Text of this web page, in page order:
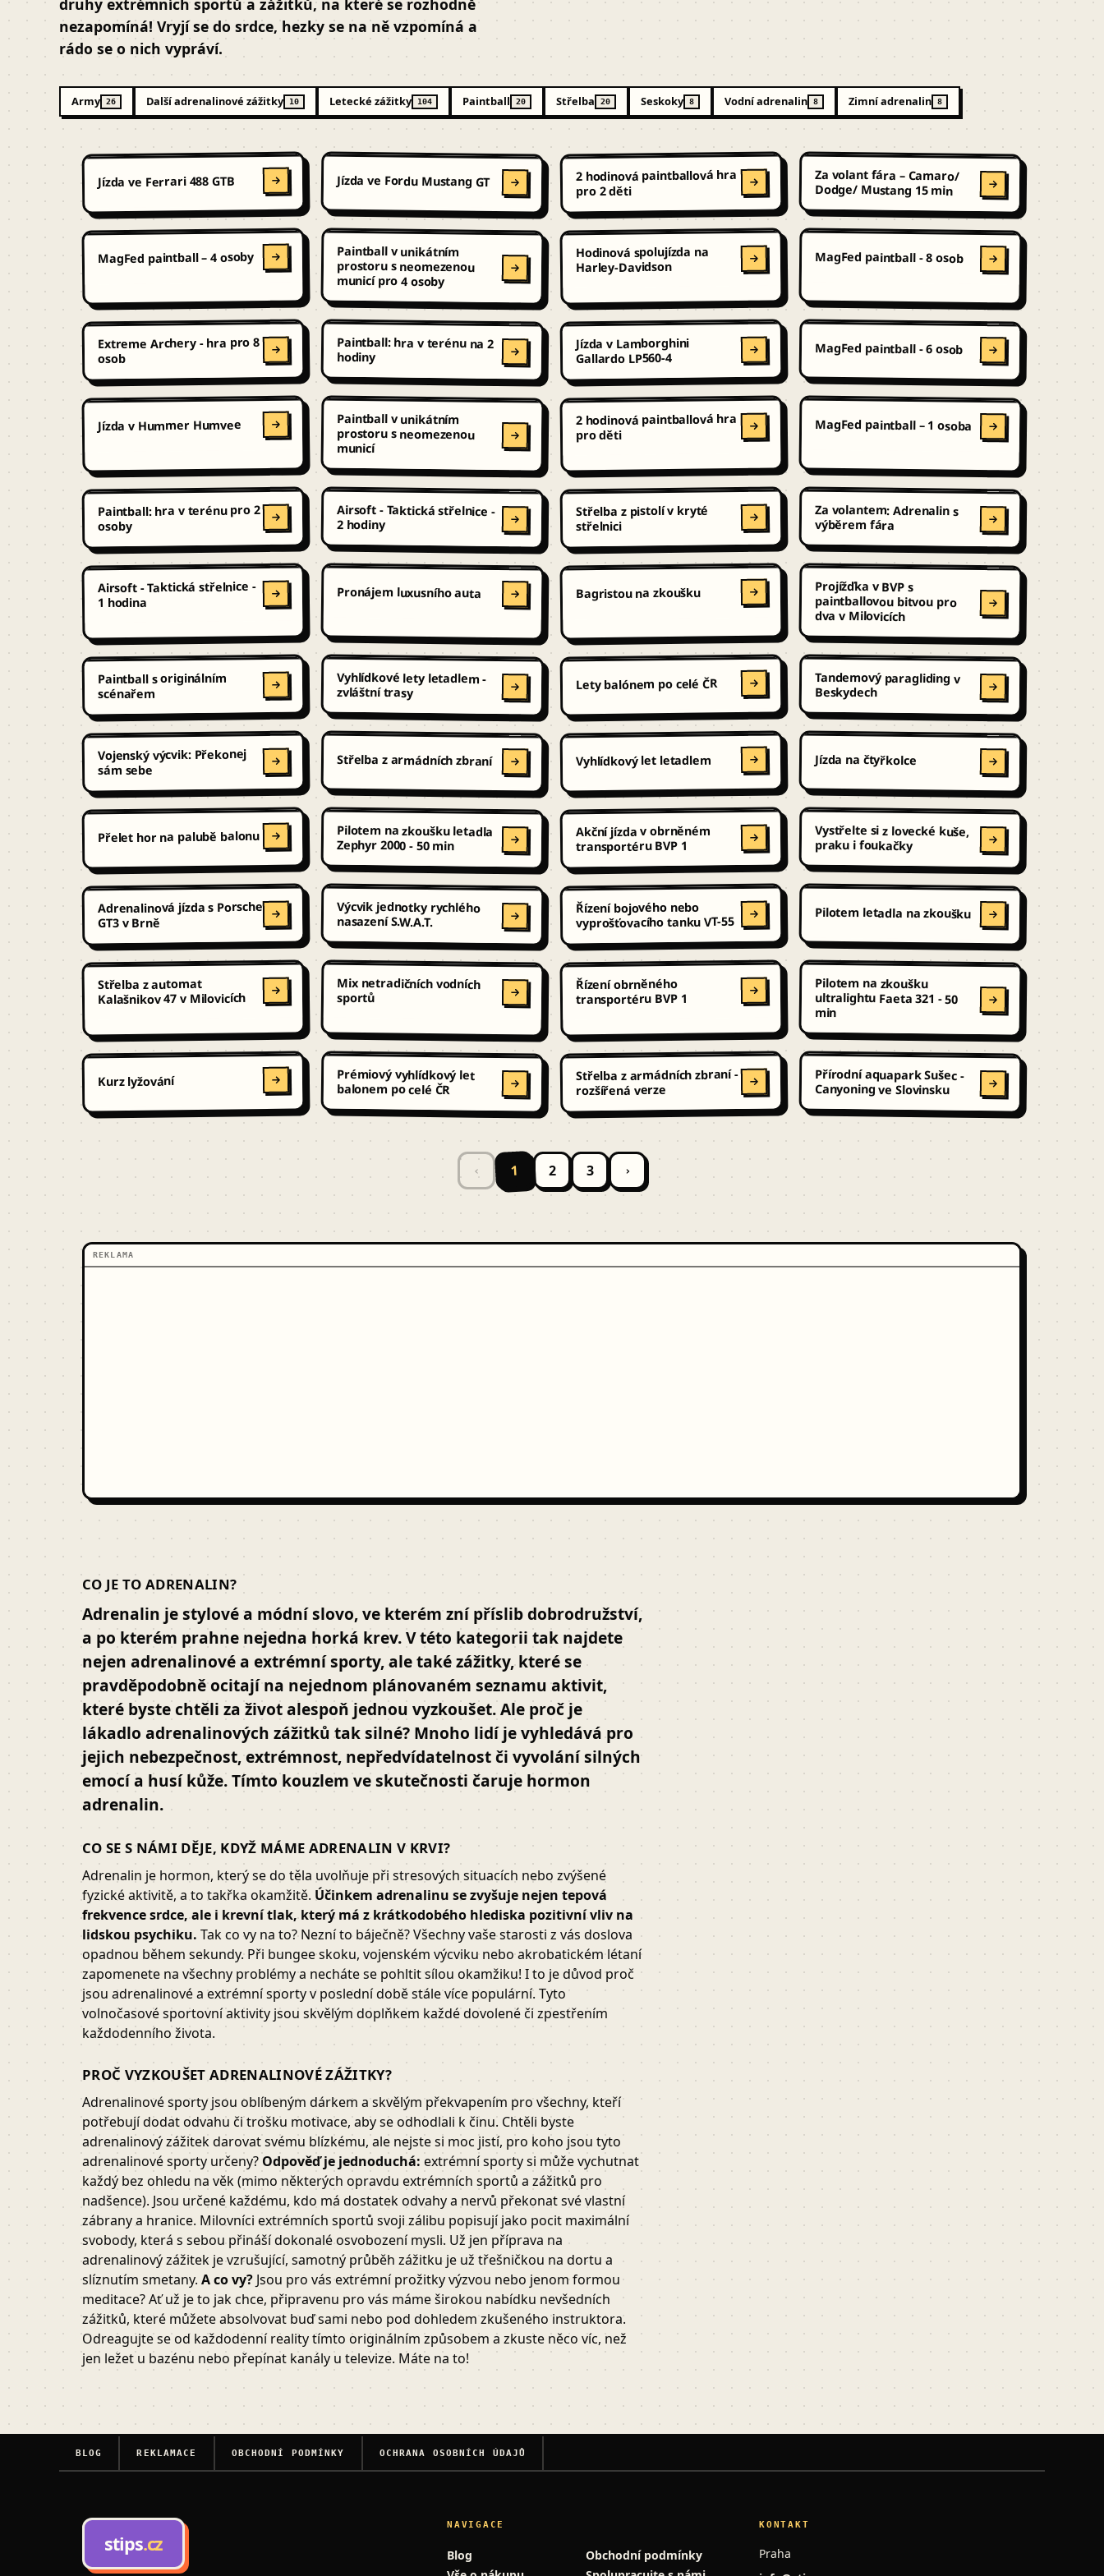
druhy extrémních sportů a zážitků, na které se rozhodně
nezapomíná! Vryjí se do srdce, hezky se na ně vzpomíná a
rádo se o nich vypráví.
Army 26 Další adrenalinové zážitky 10 Letecké zážitky 104 Paintball 20 Střelba 20 Seskoky 8 Vodní adrenalin 8 Zimní adrenalin 8
Jízda ve Ferrari 488 GTB Jízda ve Fordu Mustang GT 2 hodinová paintballová hra
pro 2 děti
Za volant fára – Camaro/
Dodge/ Mustang 15 min
MagFed paintball – 4 osoby Paintball v unikátním
prostoru s neomezenou
municí pro 4 osoby
Hodinová spolujízda na
Harley-Davidson
MagFed paintball - 8 osob
Extreme Archery - hra pro 8
osob
Paintball: hra v terénu na 2
hodiny
Jízda v Lamborghini
Gallardo LP560-4
MagFed paintball - 6 osob
Jízda v Hummer Humvee Paintball v unikátním
prostoru s neomezenou
municí
2 hodinová paintballová hra
pro děti
MagFed paintball – 1 osoba
Paintball: hra v terénu pro 2
osoby
Airsoft - Taktická střelnice -
2 hodiny
Střelba z pistolí v kryté
střelnici
Za volantem: Adrenalin s
výběrem fára
Airsoft - Taktická střelnice -
1 hodina
Pronájem luxusního auta Bagristou na zkoušku Projížďka v BVP s
paintballovou bitvou pro
dva v Milovicích
Paintball s originálním
scénařem
Vyhlídkové lety letadlem -
zvláštní trasy Lety balónem po celé ČR Tandemový paragliding v
Beskydech
Vojenský výcvik: Překonej
sám sebe
Střelba z armádních zbraní Vyhlídkový let letadlem Jízda na čtyřkolce
Přelet hor na palubě balonu Pilotem na zkoušku letadla
Zephyr 2000 - 50 min
Akční jízda v obrněném
transportéru BVP 1
Vystřelte si z lovecké kuše,
praku i foukačky
Adrenalinová jízda s Porsche
GT3 v Brně
Výcvik jednotky rychlého
nasazení S.W.A.T.
Řízení bojového nebo
vyprošťovacího tanku VT-55
Pilotem letadla na zkoušku
Střelba z automat
Kalašnikov 47 v Milovicích
Mix netradičních vodních
sportů
Řízení obrněného
transportéru BVP 1
Pilotem na zkoušku
ultralightu Faeta 321 - 50
min
Kurz lyžování Prémiový vyhlídkový let
balonem po celé ČR
Střelba z armádních zbraní -
rozšířená verze
Přírodní aquapark Sušec -
Canyoning ve Slovinsku
‹ 1 2 3 ›
REKLAMA
CO JE TO ADRENALIN?
Adrenalin je stylové a módní slovo, ve kterém zní příslib dobrodružství,
a po kterém prahne nejedna horká krev. V této kategorii tak najdete
nejen adrenalinové a extrémní sporty, ale také zážitky, které se
pravděpodobně ocitají na nejednom plánovaném seznamu aktivit,
které byste chtěli za život alespoň jednou vyzkoušet.Ale proč je
lákadlo adrenalinových zážitků tak silné? Mnoho lidí je vyhledává pro
jejich nebezpečnost, extrémnost, nepředvídatelnost či vyvolání silných
emocí a husí kůže. Tímto kouzlem ve skutečnosti čaruje hormon
adrenalin.
CO SE S NÁMI DĚJE, KDYŽ MÁME ADRENALIN V KRVI?
Adrenalin je hormon, který se do těla uvolňuje při stresových situacích nebo zvýšené
fyzické aktivitě, a to takřka okamžitě. Účinkem adrenalinu se zvyšuje nejen tepová
frekvence srdce, ale i krevní tlak, který má z krátkodobého hlediska pozitivní vliv na
lidskou psychiku. Tak co vy na to? Nezní to báječně? Všechny vaše starosti z vás doslova
opadnou během sekundy. Při bungee skoku, vojenském výcviku nebo akrobatickém létaní
zapomenete na všechny problémy a necháte se pohltit sílou okamžiku! I to je důvod proč
jsou adrenalinové a extrémní sporty v poslední době stále více populární. Tyto
volnočasové sportovní aktivity jsou skvělým doplňkem každé dovolené či zpestřením
každodenního života.
PROČ VYZKOUŠET ADRENALINOVÉ ZÁŽITKY?
Adrenalinové sporty jsou oblíbeným dárkem a skvělým překvapením pro všechny, kteří
potřebují dodat odvahu či trošku motivace, aby se odhodlali k činu. Chtěli byste
adrenalinový zážitek darovat svému blízkému, ale nejste si moc jistí, pro koho jsou tyto
adrenalinové sporty určeny? Odpověď je jednoduchá: extrémní sporty si může vychutnat
každý bez ohledu na věk (mimo některých opravdu extrémních sportů a zážitků pro
nadšence). Jsou určené každému, kdo má dostatek odvahy a nervů překonat své vlastní
zábrany a hranice. Milovníci extrémních sportů svoji zálibu popisují jako pocit maximální
svobody, která s sebou přináší dokonalé osvobození mysli. Už jen příprava na
adrenalinový zážitek je vzrušující, samotný průběh zážitku je už třešničkou na dortu a
slíznutím smetany. A co vy? Jsou pro vás extrémní prožitky výzvou nebo jenom formou
meditace? Ať už je to jak chce, připravenu pro vás máme širokou nabídku nevšedních
zážitků, které můžete absolvovat buď sami nebo pod dohledem zkušeného instruktora.
Odreagujte se od každodenní reality tímto originálním způsobem a zkuste něco víc, než
jen ležet u bazénu nebo přepínat kanály u televize. Máte na to!
BLOG REKLAMACE OBCHODNÍ PODMÍNKY OCHRANA OSOBNÍCH ÚDAJŮ
stips.cz
NAVIGACE
Blog
Obchodní podmínky
KONTAKT
Praha